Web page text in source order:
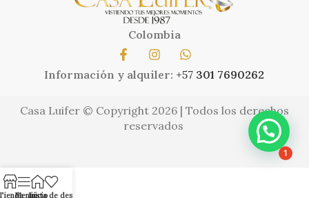
Colombia
Información y alquiler: +57 301 7690262
Casa Luifer © Copyright 2026 | Todos los derechos
reservados
MenúInicio
Lista de deseos
1